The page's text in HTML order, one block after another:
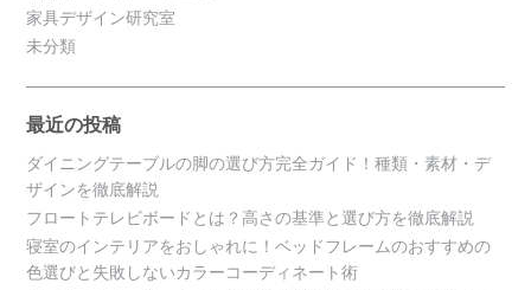
家具デザイン研究室
未分類
最近の投稿
ダイニングテーブルの脚の選び方完全ガイド！種類・素材・デ
ザインを徹底解説
フロートテレビボードとは？高さの基準と選び方を徹底解説
寝室のインテリアをおしゃれに！ベッドフレームのおすすめの
色選びと失敗しないカラーコーディネート術